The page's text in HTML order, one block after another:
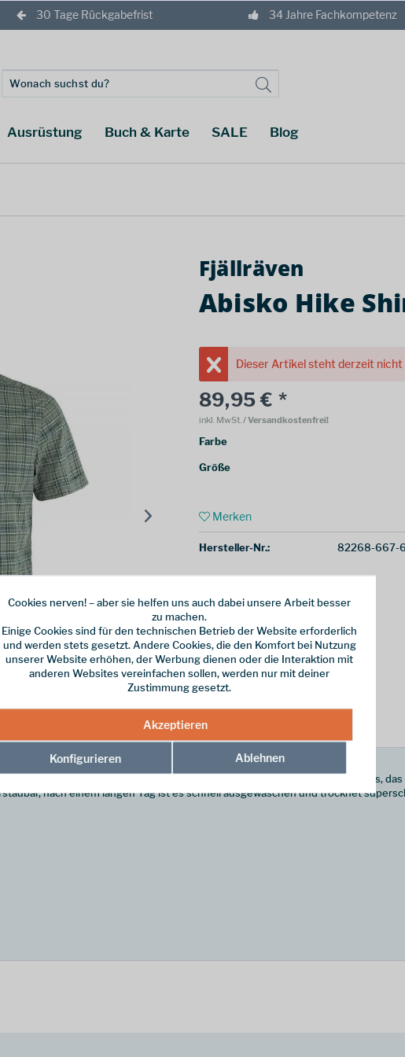
30 Tage Rückgabefrist 34 Jahre Fachkompetenz
Ausrüstung Buch & Karte SALE Blog
Fjällräven
Abisko Hike
Dieser Artikel steht derzeit
89,95 € *
inkl. MwSt./ Versandkostenfrei!
Farbe
Größe
Merken
Hersteller-Nr.: 82268-667-
verwöhnt: Das Abisko Hike Shirt SS M von Fjällräven trägt sich hier bestens,
nach einem langen Tag ist es schnell ausgewaschen und trocknet
Cookies nerven! – aber sie helfen uns auch dabei unsere Arbeit besser
zu machen.
Einige Cookies sind für den technischen Betrieb der Website erforderlich
und werden stets gesetzt. Andere Cookies, die den Komfort bei Nutzung
unserer Website erhöhen, der Werbung dienen oder die Interaktion mit
anderen Websites vereinfachen sollen, werden nur mit deiner
Zustimmung gesetzt.
Akzeptieren
Konfigurieren Ablehnen